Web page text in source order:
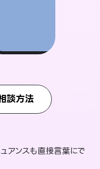
談方法
アンスも直接言葉にで